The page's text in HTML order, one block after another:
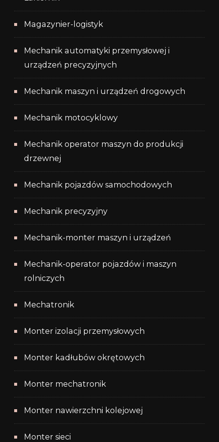
Magazynier-logistyk
Mechanik automatyki przemysłowej i
urządzeń precyzyjnych
Mechanik maszyn i urządzeń drogowych
Mechanik motocyklowy
Mechanik operator maszyn do produkcji
drzewnej
Mechanik pojazdów samochodowych
Mechanik precyzyjny
Mechanik-monter maszyn i urządzeń
Mechanik-operator pojazdów i maszyn
rolniczych
Mechatronik
Monter izolacji przemysłowych
Monter kadłubów okrętowych
Monter mechatronik
Monter nawierzchni kolejowej
Monter sieci